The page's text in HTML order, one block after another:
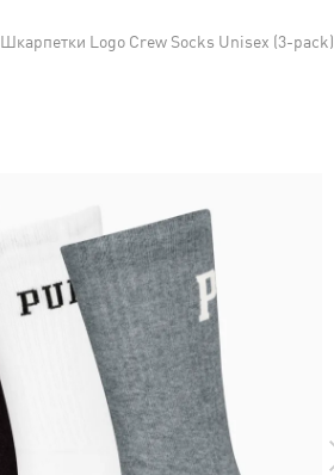
Шкарпетки Logo Crew Socks Unisex (3-pack)